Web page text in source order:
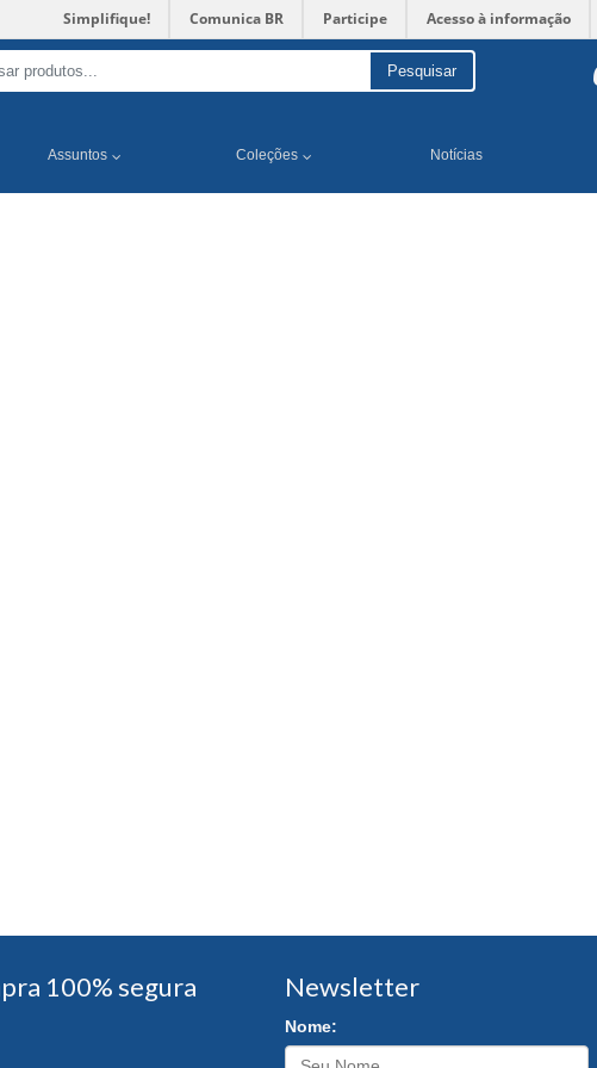
Simplifique! Comunica BR Participe Acesso à informação
Pesquisar
Assuntos Coleções Notícias
100% segura Newsletter
Nome: